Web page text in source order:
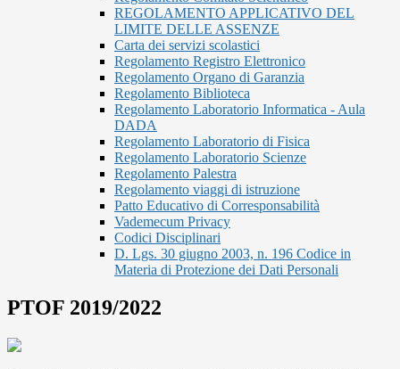
REGOLAMENTO APPLICATIVO DEL
LIMITE DELLE ASSENZE
Carta dei servizi scolastici
Regolamento Registro Elettronico
Regolamento Organo di Garanzia
Regolamento Biblioteca
Regolamento Laboratorio Informatica - Aula
DADA
Regolamento Laboratorio di Fisica
Regolamento Laboratorio Scienze
Regolamento Palestra
Regolamento viaggi di istruzione
Patto Educativo di Corresponsabilità
Vademecum Privacy
Codici Disciplinari
D. Lgs. 30 giugno 2003, n. 196 Codice in
Materia di Protezione dei Dati Personali
PTOF 2019/2022